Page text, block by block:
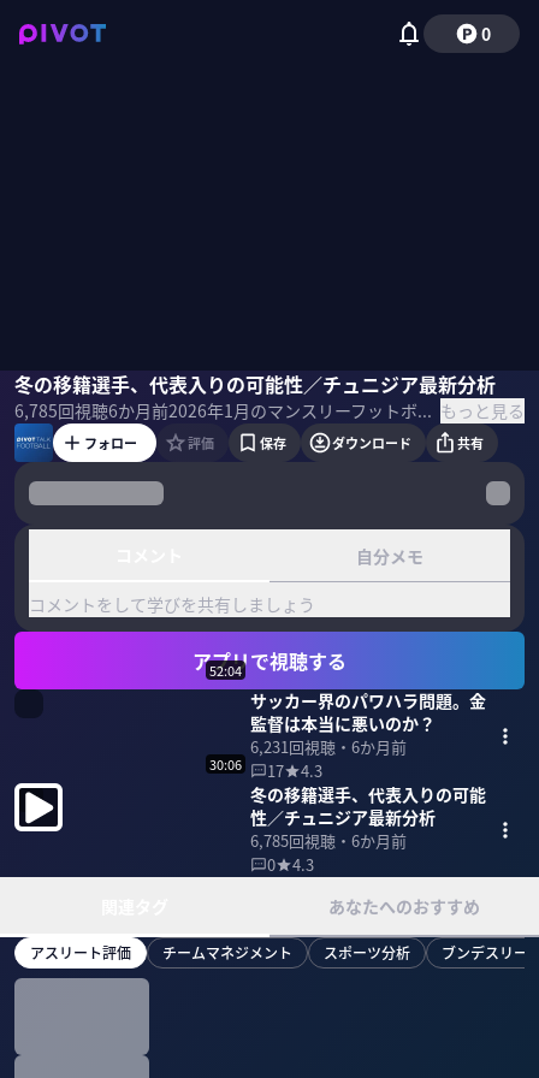
0
冬の移籍選手、代表入りの可能性／チュニジア最新分析
6,785回視聴6か月前 2026年1月のマンスリーフットボールは、監督解任のバロメーター、Jリーグのパワハラ問題、冬の移籍選手の代表入りの可能性などを徹底議論した。 ＜ゲスト＞ Leo the football｜シュワーボ東京監督 1986年福島生まれ。YouTubeのチャンネル登録者数は30万人を超える。自身で立ち上げた東京都社会人サッカーチーム「シュワーボ東京」の代表監督。 ミムラユウスケ｜スポーツライター 2006年7月にスポーツライターとしての活動をはじめ、2009年1月にドイツへ渡る。ドイツを中心にヨーロッパで取材。2016年9月22日より、拠点を再び日本に移す。 木崎伸也｜スポーツライター 1975年、東京都生まれ。2002年夏にオランダへ移住。翌2003年から6年間、ドイツを拠点に欧州サッカーを取材。スポーツ誌『Number』はじめ、各メディアに寄稿。最新刊は小説『アイム・ブルー』。2018年10月よりサッカーカンボジア代表のスタッフに。 垣内一之｜スポーツニッポン記者 1998年にイタリアに移住し、約8年間、中田英寿、中村俊輔、柳沢敦ら日本人選手を中心にセリエAを取材。2006年のドイツW杯後に帰国し、現在はスポニチで取材を続けている。 ＜目次＞ もっと見る
Leothefootball ミムラユウスケ木崎伸也垣内一之佐々木紀彦
フォロー 評価 保存 ダウンロード 共有
自分メモ
コメントをして学びを共有しましょう
アプリで視聴する
52:04
サッカー界のパワハラ問題。金
監督は本当に悪いのか？
6,231回視聴・ 6か月前
17
4.3
30:06
冬の移籍選手、代表入りの可能
性／チュニジア最新分析
6,785回視聴・ 6か月前
0
4.3
あなたへのおすすめ
アスリート評価 チームマネジメント スポーツ分析 ブンデスリー